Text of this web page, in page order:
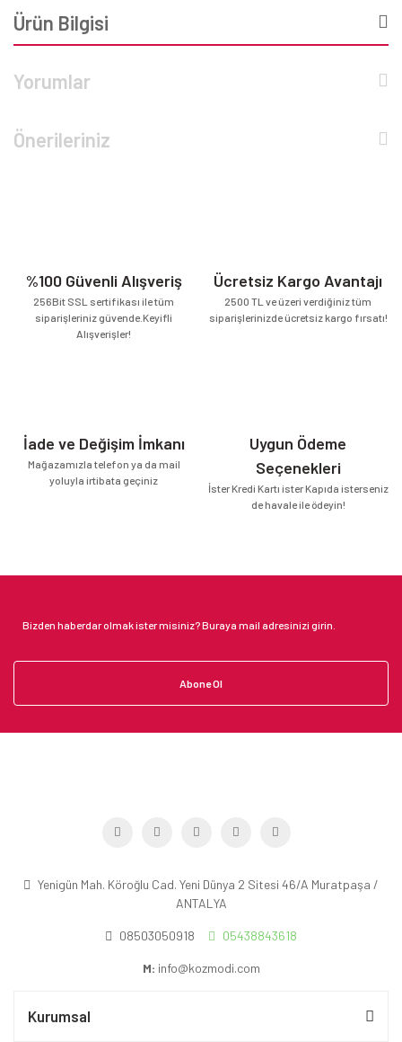
Ürün Bilgisi
Yorumlar
Önerileriniz
%100 Güvenli Alışveriş
256Bit SSL sertifikası ile tüm
siparişleriniz güvende.Keyifli
Alışverişler!
Ücretsiz Kargo Avantajı
2500 TL ve üzeri verdiğiniz tüm
siparişlerinizde ücretsiz kargo fırsatı!
İade ve Değişim İmkanı
Mağazamızla telefon ya da mail
yoluyla irtibata geçiniz
Uygun Ödeme
Seçenekleri
İster Kredi Kartı ister Kapıda isterseniz
de havale ile ödeyin!
Abone Ol
Yenigün Mah. Köroğlu Cad. Yeni Dünya 2 Sitesi 46/A Muratpaşa /
ANTALYA
08503050918 05438843618
M: info@kozmodi.com
Kurumsal